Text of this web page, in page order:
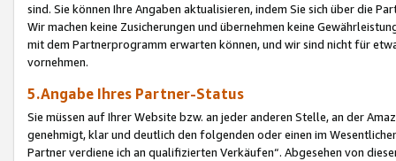
sind. Sie können Ihre Angaben aktualisieren, indem Sie sich über die
Wir machen keine Zusicherungen und übernehmen keine
mit dem Partnerprogramm erwarten können, und wir sind nicht für
vornehmen.
5.Angabe Ihres Partner-Status
Sie müssen auf Ihrer Website bzw. an jeder anderen Stelle, an der
genehmigt, klar und deutlich den folgenden oder einen im
Partner verdiene ich an qualifizierten Verkäufen“. Abgesehen von